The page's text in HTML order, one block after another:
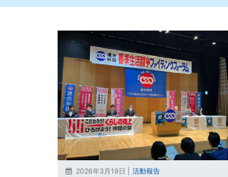
2026年3月19日 | 活動報告